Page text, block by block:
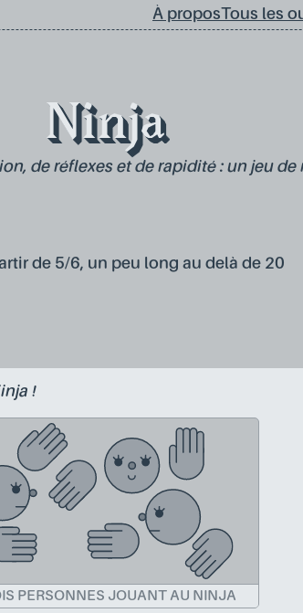
À proposTous les
Ninja
de réflexes et de rapidité : un jeu de
de 5/6, un peu long au delà de 20
!
PERSONNES JOUANT AU NINJA